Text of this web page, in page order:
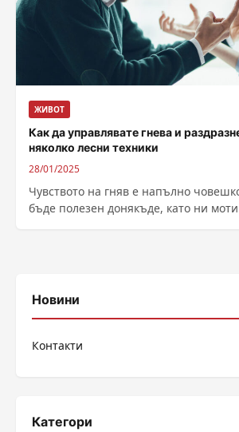
ЖИВОТ
Как да управлявате гнева и
няколко лесни техники
28/01/2025
Чувството на гняв е напълно
бъде полезен донякъде, като ни
Новини
Контакти
Категори